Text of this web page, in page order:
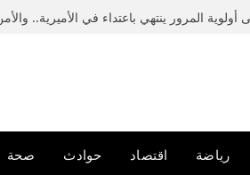
المرور ينتهي باعتداء في الأميرية..
رياضة اقتصاد حوادث صحة